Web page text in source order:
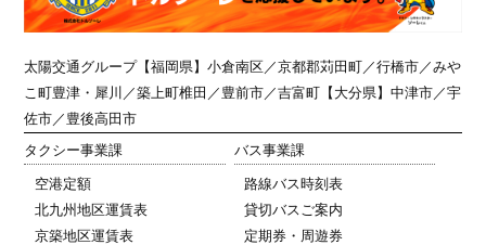
太陽交通グループ【福岡県】小倉南区／京都郡苅田町／行橋市／みや
こ町豊津・犀川／築上町椎田／豊前市／吉富町【大分県】中津市／宇
佐市／豊後高田市
タクシー事業課
空港定額
北九州地区運賃表
京築地区運賃表
バス事業課
路線バス時刻表
貸切バスご案内
定期券・周遊券